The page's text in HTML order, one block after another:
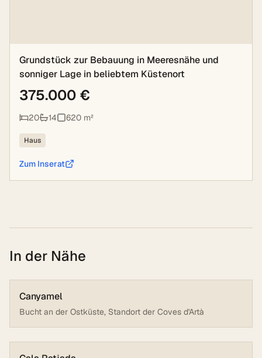
Grundstück zur Bebauung in Meeresnähe und
sonniger Lage in beliebtem Küstenort
375.000 €
20 14 620 m²
Haus
Zum Inserat
In der Nähe
Canyamel
Bucht an der Ostküste, Standort der Coves d'Artà